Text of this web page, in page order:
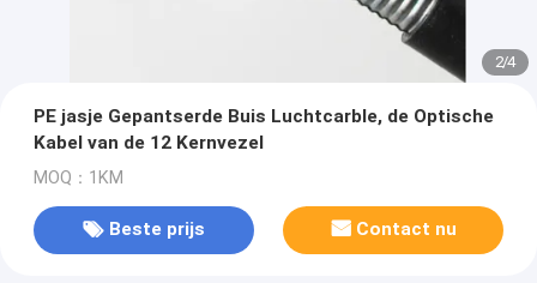
2/4
PE jasje Gepantserde Buis Luchtcarble, de Optische
Kabel van de 12 Kernvezel
MOQ：1KM
Beste prijs Contact nu